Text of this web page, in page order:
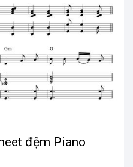
đệm Piano